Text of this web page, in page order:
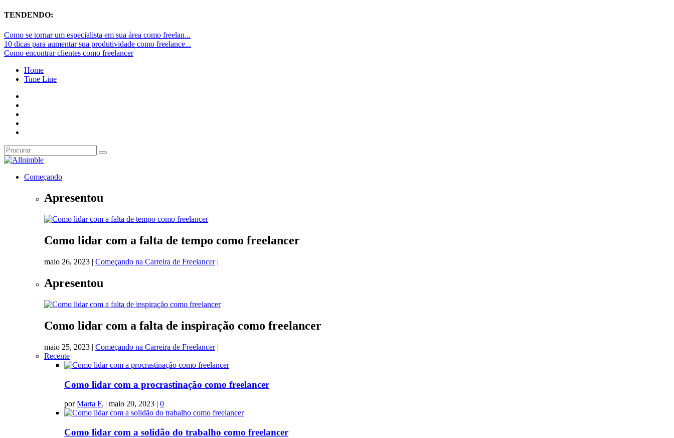
TENDENDO:
Como se tornar um especialista em sua área como freelan...
10 dicas para aumentar sua produtividade como freelance...
Como encontrar clientes como freelancer
Home
Time Line
Começando
Apresentou
Como lidar com a falta de tempo como freelancer
maio 26, 2023 | Começando na Carreira de Freelancer|
Apresentou
Como lidar com a falta de inspiração como freelancer
maio 25, 2023 | Começando na Carreira de Freelancer|
Recente
Como lidar com a procrastinação como freelancer
porMarta F. | maio 20, 2023 | 0
Como lidar com a solidão do trabalho como freelancer